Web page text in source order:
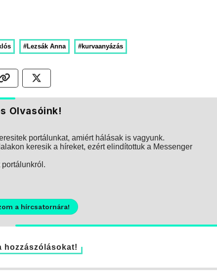
#Lezsák Anna #kurvaanyázás
Olvasóink!
portálunkat, amiért hálásak is vagyunk.
keresik a híreket, ezért elindítottuk a Messenger
a hírcsatornára!
hozzászólásokat!